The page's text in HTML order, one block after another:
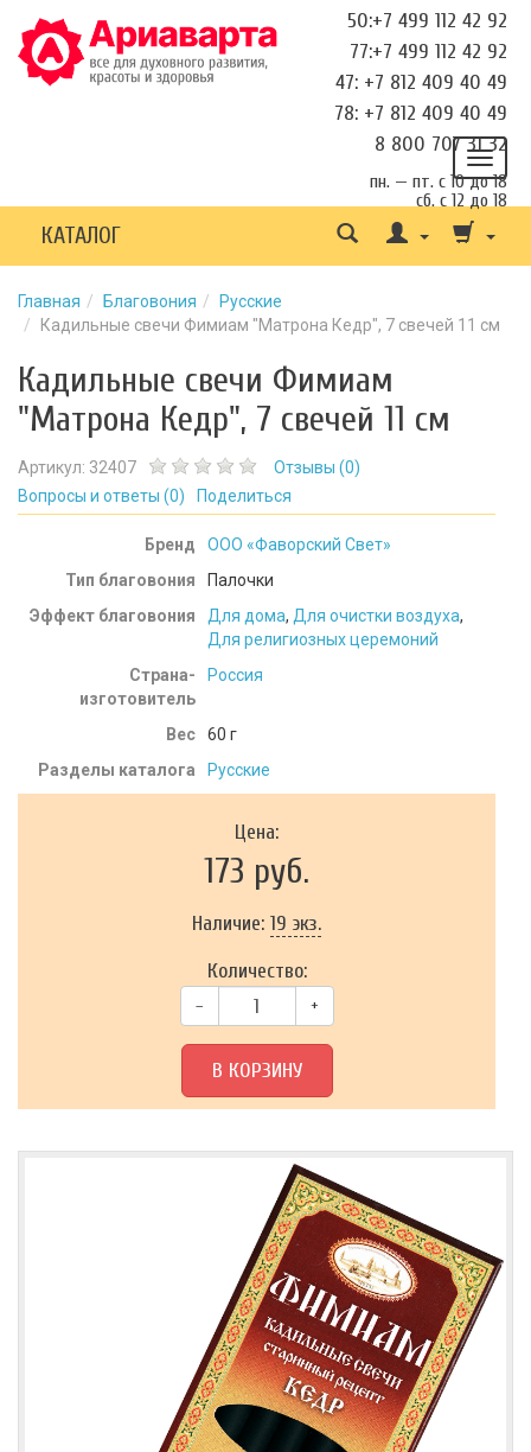
50:+7 499 112 42 92
77:+7 499 112 42 92
47: +7 812 409 40 49
78: +7 812 409 40 49
8 800 707 31 32
пн. — пт. с 10 до 18
сб. с 12 до 18
КАТАЛОГ
Главная Благовония
Русские
Кадильные свечи Фимиам "Матрона Кедр", 7 свечей 11 см
Кадильные свечи Фимиам
"Матрона Кедр", 7 свечей 11 см
Артикул: 32407 Отзывы (0)
Вопросы и ответы (0) Поделиться
Бренд
ООО «Фаворский Свет»
Тип благовония
Палочки
Эффект благовония
Для дома, Для очистки воздуха,
Для религиозных церемоний
Страна-
изготовитель
Россия
Вес 60 г
Разделы каталога
Русские
Цена:
173 руб.
Наличие: 19 экз.
Количество:
– +
В КОРЗИНУ